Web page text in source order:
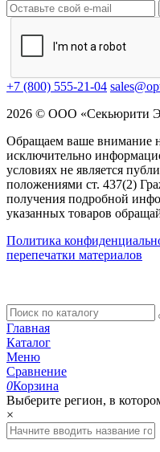
+7 (800) 555-21-04
2026 © ООО «Секьюрити
Обращаем ваше внимание
исключительно
условиях не является
положениями ст. 437(2)
получения подробной
указанных товаров
Политика
перепечатки материалов
Главная
Каталог
Меню
Сравнение
0Корзина
Выберите регион, в
×